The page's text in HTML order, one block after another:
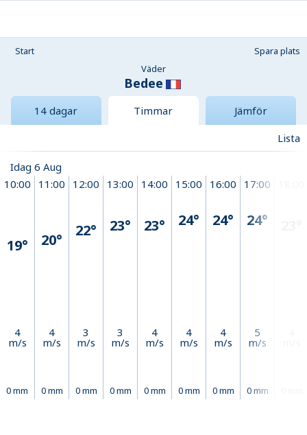
Start
Spara plats
Väder
Bedee
14 dagar Timmar
Jämför
Lista
Idag 6 Aug
10:00
19°
4
m/s
0 mm
11:00
20°
4
m/s
0 mm
12:00
22°
3
m/s
0 mm
13:00
23°
3
m/s
0 mm
14:00
23°
4
m/s
0 mm
15:00
24°
4
m/s
0 mm
16:00
24°
4
m/s
0 mm
17:00
24°
5
m/s
0 mm